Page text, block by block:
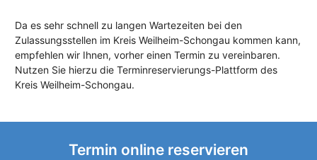
Da es sehr schnell zu langen Wartezeiten bei den
Zulassungsstellen im Kreis Weilheim-Schongau kommen kann,
empfehlen wir Ihnen, vorher einen Termin zu vereinbaren.
Nutzen Sie hierzu die Terminreservierungs-Plattform des
Kreis Weilheim-Schongau.
Termin online reservieren